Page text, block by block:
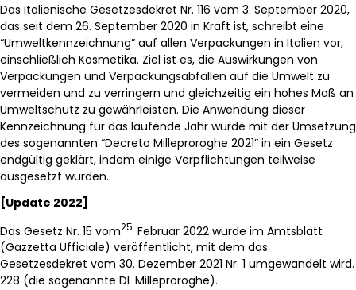
Das italienische Gesetzesdekret Nr. 116 vom 3. September 2020,
das seit dem 26. September 2020 in Kraft ist, schreibt eine
“Umweltkennzeichnung” auf allen Verpackungen in Italien vor,
einschließlich Kosmetika. Ziel ist es, die Auswirkungen von
Verpackungen und Verpackungsabfällen auf die Umwelt zu
vermeiden und zu verringern und gleichzeitig ein hohes Maß an
Umweltschutz zu gewährleisten. Die Anwendung dieser
Kennzeichnung für das laufende Jahr wurde mit der Umsetzung
des sogenannten “Decreto Milleproroghe 2021” in ein Gesetz
endgültig geklärt, indem einige Verpflichtungen teilweise
ausgesetzt wurden.
[Update 2022]
Das Gesetz Nr. 15 vom25. Februar 2022 wurde im Amtsblatt
(Gazzetta Ufficiale) veröffentlicht, mit dem das
Gesetzesdekret vom 30. Dezember 2021 Nr. 1 umgewandelt wird.
228 (die sogenannte DL Milleproroghe).